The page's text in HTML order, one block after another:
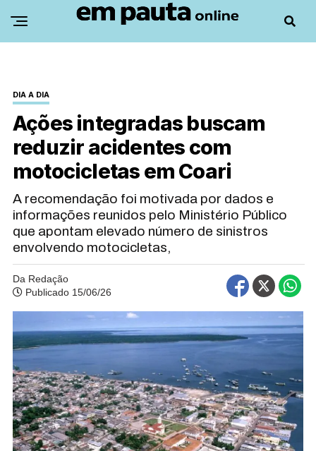
DIA A DIA
Ações integradas buscam
reduzir acidentes com
motocicletas em Coari
A recomendação foi motivada por dados e
informações reunidos pelo Ministério Público
que apontam elevado número de sinistros
envolvendo motocicletas,
Da Redação
Publicado 15/06/26